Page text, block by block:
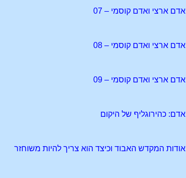
אדם ארצי ואדם קוסמי – 07
אדם ארצי ואדם קוסמי – 08
אדם ארצי ואדם קוסמי – 09
אדם: כהירוגליף של היקום
אודות המקדש האבוד וכיצד הוא צריך להיות משוחזר